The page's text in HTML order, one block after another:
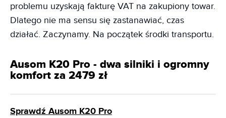
problemu uzyskają fakturę VAT na zakupiony towar.
Dlatego nie ma sensu się zastanawiać, czas
działać. Zaczynamy. Na początek środki transportu.
Ausom K20 Pro - dwa silniki i ogromny
komfort za 2479 zł
Sprawdź Ausom K20 Pro